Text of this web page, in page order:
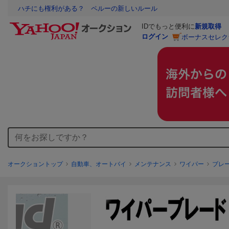
ハチにも権利がある？ ペルーの新しいルール
IDでもっと便利に新規取得
ログイン
ボーナスセレ
オークショントップ 自動車、オートバイ メンテナンス ワイパー ブレ